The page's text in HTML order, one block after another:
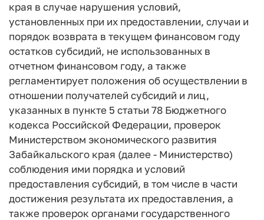
края в случае нарушения условий,
установленных при их предоставлении, случаи и
порядок возврата в текущем финансовом году
остатков субсидий, не использованных в
отчетном финансовом году, а также
регламентирует положения об осуществлении в
отношении получателей субсидий и лиц,
указанных в пункте 5 статьи 78 Бюджетного
кодекса Российской Федерации, проверок
Министерством экономического развития
Забайкальского края (далее - Министерство)
соблюдения ими порядка и условий
предоставления субсидий, в том числе в части
достижения результата их предоставления, а
также проверок органами государственного